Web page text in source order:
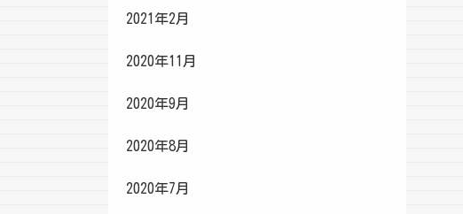
2021年2月
2020年11月
2020年9月
2020年8月
2020年7月